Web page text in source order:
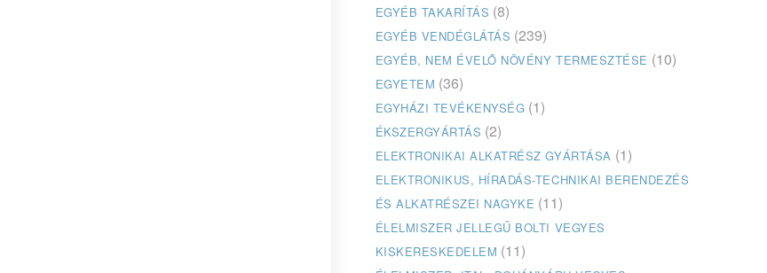
EGYÉB TAKARÍTÁS (8)
EGYÉB VENDÉGLÁTÁS (239)
EGYÉB, NEM ÉVELŐ NÖVÉNY TERMESZTÉSE (10)
EGYETEM (36)
EGYHÁZI TEVÉKENYSÉG (1)
ÉKSZERGYÁRTÁS (2)
ELEKTRONIKAI ALKATRÉSZ GYÁRTÁSA (1)
ELEKTRONIKUS, HÍRADÁS-TECHNIKAI BERENDEZÉS
ÉS ALKATRÉSZEI NAGYKE (11)
ÉLELMISZER JELLEGŰ BOLTI VEGYES
KISKERESKEDELEM (11)